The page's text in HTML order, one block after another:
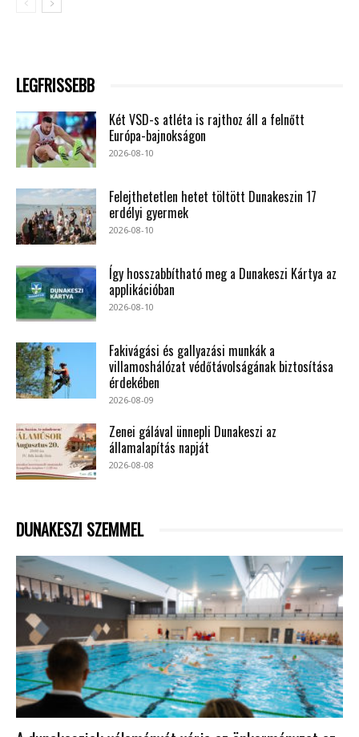
LEGFRISSEBB
Két VSD-s atléta is rajthoz áll a felnőtt
Európa-bajnokságon
2026-08-10
Felejthetetlen hetet töltött Dunakeszin 17
erdélyi gyermek
2026-08-10
Így hosszabbítható meg a Dunakeszi Kártya az
applikációban
2026-08-10
Fakivágási és gallyazási munkák a
villamoshálózat védőtávolságának biztosítása
érdekében
2026-08-09
Zenei gálával ünnepli Dunakeszi az
államalapítás napját
2026-08-08
DUNAKESZI SZEMMEL